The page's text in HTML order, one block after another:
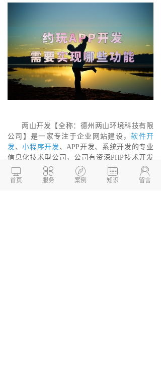
两山开发【全称：德州两山环境科技有限
公司】是一家专注于企业网站建设，软件开
发 、小程序开发 、APP开发、系统开发的专业
信息化技术型公司，公司有资深PHP技术开发
团队，专注于为中小企业提供性价比最高的开
发服务。我们所做的产品以价格低，配置高，

首页

服务

案例

知识

留言